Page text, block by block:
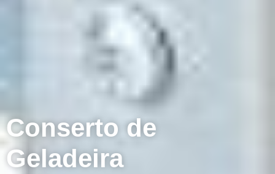
Conserto de
Geladeira